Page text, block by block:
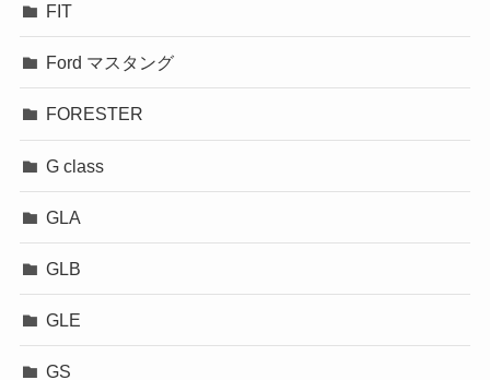
FIT
Ford マスタング
FORESTER
G class
GLA
GLB
GLE
GS